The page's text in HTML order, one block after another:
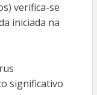
verifica-se
iniciada na
significativo